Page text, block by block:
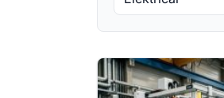
Poslovi u Americi